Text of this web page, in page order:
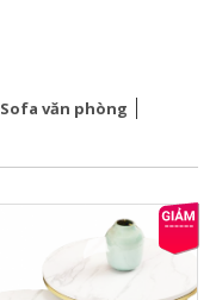
Sofa văn phòng